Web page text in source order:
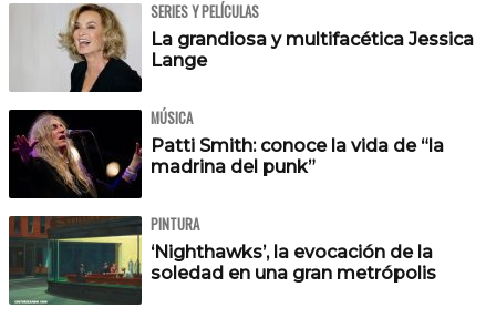
SERIES Y PELÍCULAS
La grandiosa y multifacética Jessica
Lange
MÚSICA
Patti Smith: conoce la vida de “la
madrina del punk”
PINTURA
‘Nighthawks’, la evocación de la
soledad en una gran metrópolis